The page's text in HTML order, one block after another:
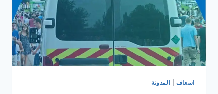
اسعاف| المدونة